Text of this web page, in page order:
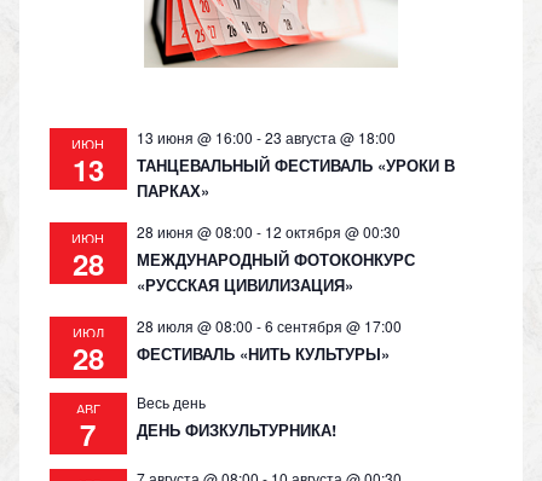
ni
ki
ИЮН
13
13 июня @ 16:00 -23 августа @ 18:00
ТАНЦЕВАЛЬНЫЙ ФЕСТИВАЛЬ «УРОКИ В
ПАРКАХ»
ИЮН
28
28 июня @ 08:00 - 12 октября @ 00:30
МЕЖДУНАРОДНЫЙ ФОТОКОНКУРС
«РУССКАЯ ЦИВИЛИЗАЦИЯ»
ИЮЛ
28
28 июля @ 08:00 -6 сентября @ 17:00
ФЕСТИВАЛЬ «НИТЬ КУЛЬТУРЫ»
АВГ
7
Весь день
ДЕНЬ ФИЗКУЛЬТУРНИКА!